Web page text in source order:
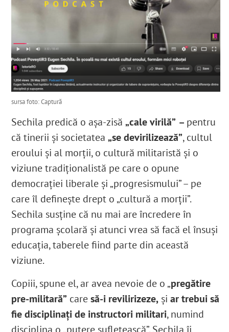
sursa foto: Captură
Sechila predică o așa-zisă„cale virilă” – pentru
că tinerii și societatea„se devirilizează”, cultul
eroului și al morții, o cultură militaristă și o
viziune tradiționalistă pe care o opune
democrației liberale și „progresismului” – pe
care îl definește drept o „cultură a morții”.
Sechila susține că nu mai are încredere în
programa școlară și atunci vrea să facă el însuși
educația, taberele fiind parte din această
viziune.
Copiii, spune el, ar avea nevoie de o „pregătire
pre-militară” caresă-i revilirizeze, șiar trebui să
fie disciplinați de instructori militari, numind